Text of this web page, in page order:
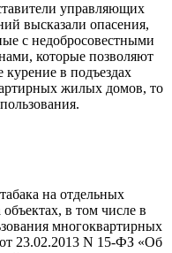
управляющих
высказали опасения,
с недобросовестными
которые позволяют
курение в подъездах
жилых домов, то
на отдельных
в том числе в
многоквартирных
23.02.2013 N 15-ФЗ «Об